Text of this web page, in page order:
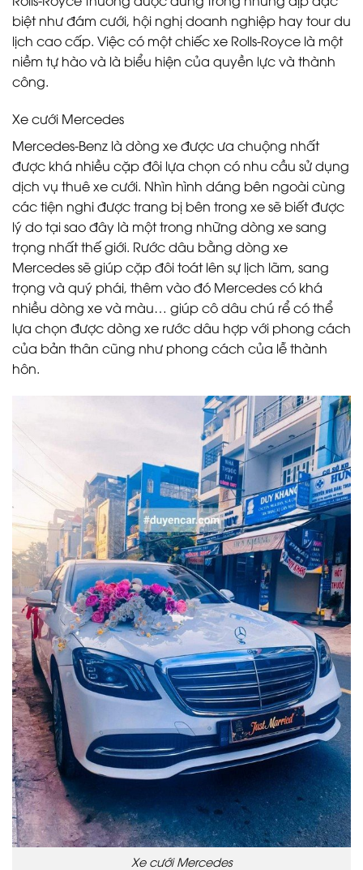
biệt như đám cưới, hội nghị doanh nghiệp hay tour du
lịch cao cấp. Việc có một chiếc xe Rolls-Royce là một
niềm tự hào và là biểu hiện của quyền lực và thành
công.
Xe cưới Mercedes
Mercedes-Benz là dòng xe được ưa chuộng nhất
được khá nhiều cặp đôi lựa chọn có nhu cầu sử dụng
dịch vụ thuê xe cưới. Nhìn hình dáng bên ngoài cùng
các tiện nghi được trang bị bên trong xe sẽ biết được
lý do tại sao đây là một trong những dòng xe sang
trọng nhất thế giới. Rước dâu bằng dòng xe
Mercedes sẽ giúp cặp đôi toát lên sự lịch lãm, sang
trọng và quý phái, thêm vào đó Mercedes có khá
nhiều dòng xe và màu… giúp cô dâu chú rể có thể
lựa chọn được dòng xe rước dâu hợp với phong cách
của bản thân cũng như phong cách của lễ thành
hôn.
Xe cưới Mercedes